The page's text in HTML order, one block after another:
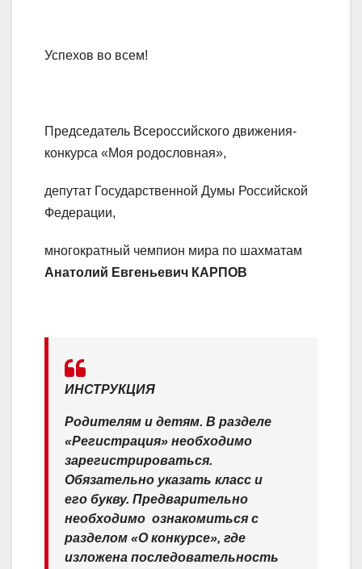
Успехов во всем!
Председатель Всероссийского движения-
конкурса «Моя родословная»,
депутат Государственной Думы Российской
Федерации,
многократный чемпион мира по шахматам
Анатолий Евгеньевич КАРПОВ
ИНСТРУКЦИЯ
Родителям и детям. В разделе
«Регистрация» необходимо
зарегистрироваться.
Обязательно указать класс и
его букву. Предварительно
необходимо ​ ознакомиться с
разделом «О конкурсе», где
изложена последовательность